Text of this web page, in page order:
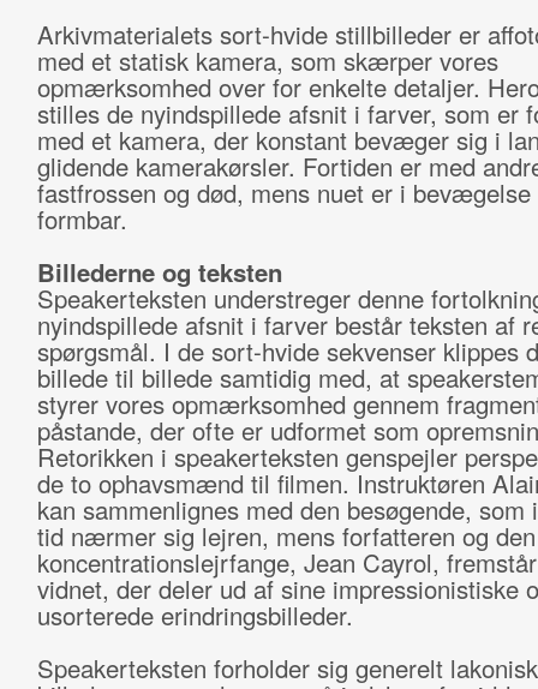
Arkivmaterialets sort-hvide stillbilleder er
med et statisk kamera, som skærper vores
opmærksomhed over for enkelte detaljer.
stilles de nyindspillede afsnit i farver, som er
med et kamera, der konstant bevæger sig i
glidende kamerakørsler. Fortiden er med
fastfrossen og død, mens nuet er i bevægelse
formbar.
Billederne og teksten
Speakerteksten understreger denne
nyindspillede afsnit i farver består teksten af
spørgsmål. I de sort-hvide sekvenser klippes
billede til billede samtidig med, at
styrer vores opmærksomhed gennem
påstande, der ofte er udformet som
Retorikken i speakerteksten genspejler
de to ophavsmænd til filmen. Instruktøren
kan sammenlignes med den besøgende, som
tid nærmer sig lejren, mens forfatteren og
koncentrationslejrfange, Jean Cayrol,
vidnet, der deler ud af sine impressionistiske
usorterede erindringsbilleder.
Speakerteksten forholder sig generelt